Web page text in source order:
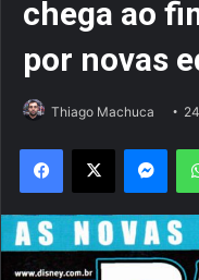
chega ao
por novas
Thiago Machuca